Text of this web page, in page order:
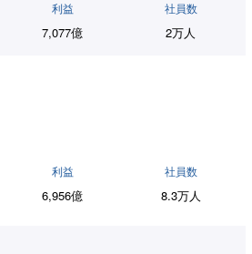
利益
7,077億
社員数
2万人
利益
6,956億
社員数
8.3万人